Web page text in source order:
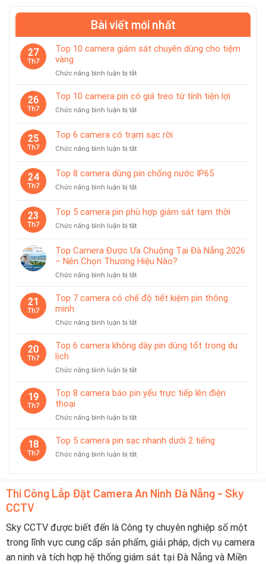
Bài viết mới nhất
27
Th7
Top 10 camera giám sát chuyên dùng cho tiệm
vàng
Chức năng bình luận bị tắtở
10
camera
giám
chuyên
cho
vàng
26
Th7
Top 10 camera pin có giá treo từ tính tiện lợi
Chức năng bình luận bị tắtở
camera
pin
giá
từ
tiện
25
Th7
Top 6 camera có trạm sạc rời
Chức năng bình luận bị tắtở
6
camera
có
sạc
24
Th7
Top 8 camera dùng pin chống nước IP65
Chức năng bình luận bị tắtở
8
camera
dùng
chống
nước
IP65
23
Th7
Top 5 camera pin phù hợp giám sát tạm thời
Chức năng bình luận bị tắtở
5
camera
pin
phù
giám
thời
Top Camera Được Ưa Chuộng Tại Đà Nẵng 2026
– Nên Chọn Thương Hiệu Nào?
Chức năng bình luận bị tắtở
Camera
Được
Chuộng
Đà
Chọn
Hiệu
21
Th7
Top 7 camera có chế độ tiết kiệm pin thông
minh
Chức năng bình luận bị tắtở
camera
chế
tiết
20
Th7
Top 6 camera không dây pin dùng tốt trong du
lịch
Chức năng bình luận bị tắtở
6
camera
dây
dùng
19
Th7
Top 8 camera báo pin yếu trực tiếp lên điện
thoại
Chức năng bình luận bị tắtở
8
báo
trực
tiếp
thoại
18
Th7
Top 5 camera pin sạc nhanh dưới 2 tiếng
Chức năng bình luận bị tắtở
pin
dưới
2
tiếng
Thi Công Lắp Đặt Camera An Ninh Đà Nẵng - Sky
CCTV
Sky CCTV được biết đến là Công ty chuyên nghiệp số một
trong lĩnh vực cung cấp sản phẩm, giải pháp, dịch vụ camera
an ninh và tích hợp hệ thống giám sát tại Đà Nẵng và Miền